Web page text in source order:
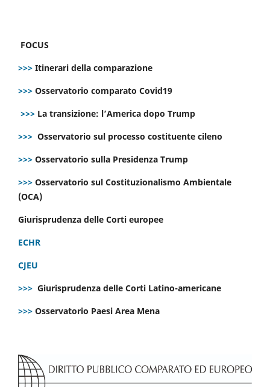
FOCUS
>>> Itinerari della comparazione
>>> Osservatorio comparato Covid19
>>> La transizione: l’America dopo Trump
>>> Osservatorio sul processo costituente cileno
>>> Osservatorio sulla Presidenza Trump
>>> Osservatorio sul Costituzionalismo Ambientale
(OCA)
Giurisprudenza delle Corti europee
ECHR
CJEU
>>> Giurisprudenza delle Corti Latino-americane
>>> Osservatorio Paesi Area Mena